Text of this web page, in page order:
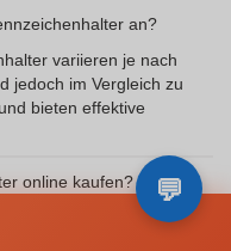
an?
variieren je nach
jedoch im Vergleich zu
bieten effektive
online kaufen?
online kaufen.